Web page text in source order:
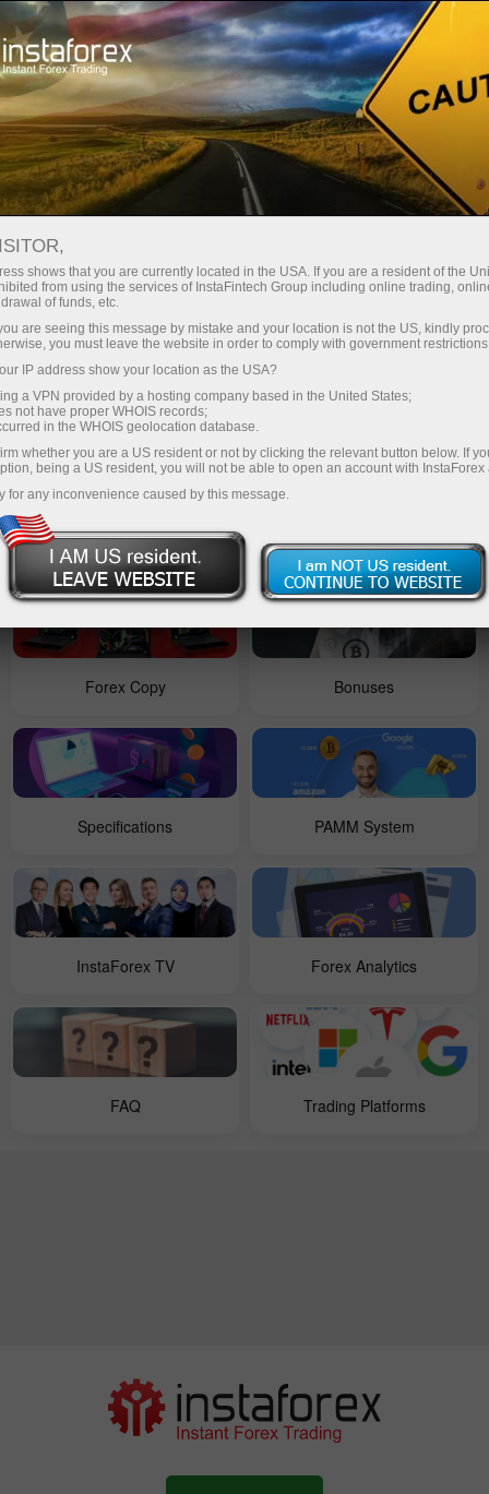
Top search:
MetaTrader
,
Mobile terminal
Bonuses
Cryptocurrency
Demo account
Popular categories
For Beginners
Contests
Bonuses
Forex Copy
PAMM System
Specifications
Forex Analytics
InstaForex TV
Trading Platforms
FAQ
shows that you are currently located in the USA. If you are a resident of the
from using the services of InstaFintech Group including online trading,
of funds, etc.
are seeing this message by mistake and your location is not the US, kindly
you must leave the website in order to comply with government
IP address show your location as the USA?
a VPN provided by a hosting company based in the United States;
not have proper WHOIS records;
in the WHOIS geolocation database.
whether you are a US resident or not by clicking the relevant button below. If
being a US resident, you will not be able to open an account with InstaForex
for any inconvenience caused by this message.